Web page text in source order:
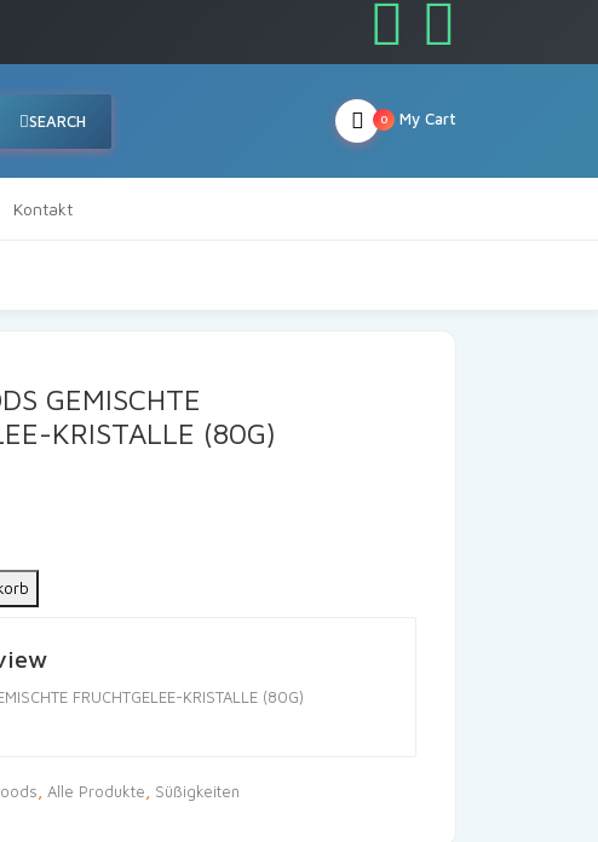
SEARCH My Cart
0
Kontakt
GEMISCHTE
KRISTALLE (80G)
FRUCHTGELEE-KRISTALLE (80G)
Alle Produkte Süßigkeiten